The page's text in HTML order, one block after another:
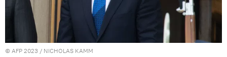
© AFP 2023 / NICHOLAS KAMM